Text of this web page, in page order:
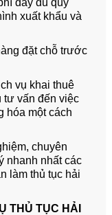
xuất khẩu và
đặt chỗ trước
vụ khai thuê
tư vấn đến việc
hóa một cách
chuyên
nhanh nhất các
làm thủ tục hải
THỦ TỤC HẢI